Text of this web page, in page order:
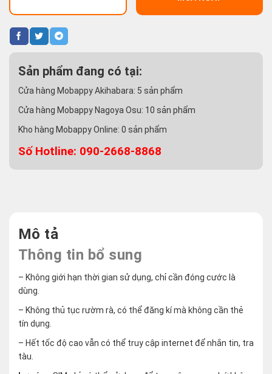
Sản phẩm đang có tại:
Cửa hàng Mobappy Akihabara: 5 sản phẩm
Cửa hàng Mobappy Nagoya Osu: 10 sản phẩm
Kho hàng Mobappy Online: 0 sản phẩm
Số Hotline: 090-2668-8868
Mô tả
Thông tin bổ sung
– Không giới hạn thời gian sử dụng, chỉ cần đóng cước là
dùng.
– Không thủ tục rườm rà, có thể đăng kí mà không cần thẻ
tín dụng.
– Hết tốc độ cao vẫn có thể truy cập internet để nhắn tin, tra
tàu.